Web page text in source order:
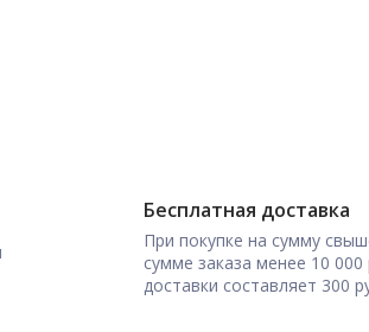
Бесплатная доставка
При покупке на сумму
сумме заказа менее 10
доставки составляет 300